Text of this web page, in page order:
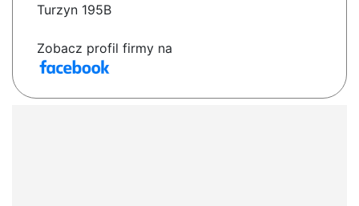
Turzyn 195B
Zobacz profil firmy na